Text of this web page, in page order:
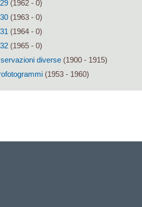
(1962 - 0)
(1963 - 0)
(1964 - 0)
(1965 - 0)
diverse (1900 - 1915)
(1953 - 1960)